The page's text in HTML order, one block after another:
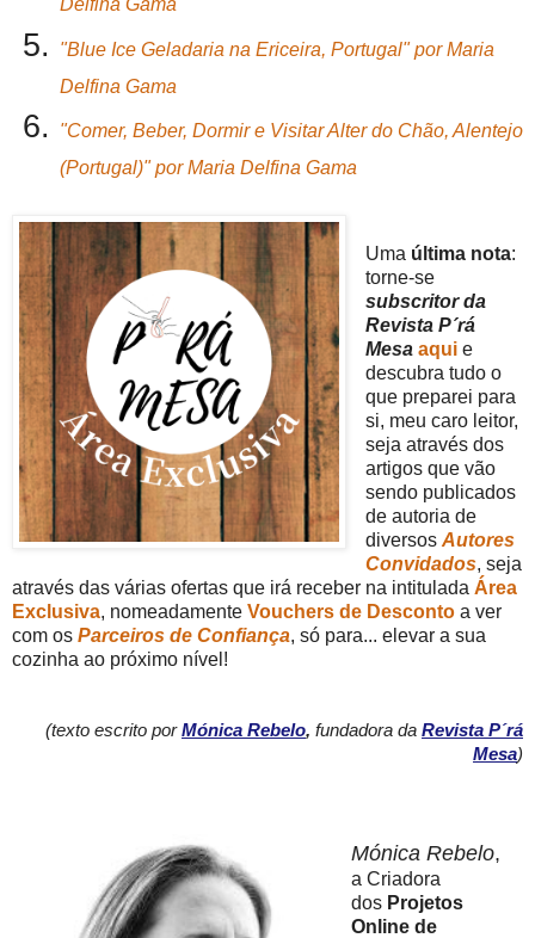
"Blue Ice Geladaria na Ericeira, Portugal" por Maria
Delfina Gama
"Comer, Beber, Dormir e Visitar Alter do Chão, Alentejo
(Portugal)" por Maria Delfina Gama
Uma última nota:
torne-se
subscritor da
Revista P´rá
Mesa aquie
descubra tudo o
que preparei para
si, meu caro leitor,
seja através dos
artigos que vão
sendo publicados
de autoria de
diversos Autores
Convidados, seja
através das várias ofertas que irá receber na intitulada Área
Exclusiva, nomeadamente Vouchers de Desconto a ver
com os Parceiros de Confiança, só para... elevar a sua
cozinha ao próximo nível!
(texto escrito porMónica Rebelo, fundadora da Revista P´rá
Mesa)
Mónica Rebelo,
a Criadora
dos Projetos
Online de